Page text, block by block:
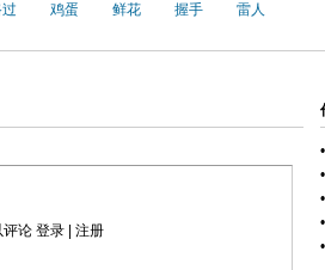
鸡蛋 鲜花 握手 雷人
•
•
评论登录 |注册